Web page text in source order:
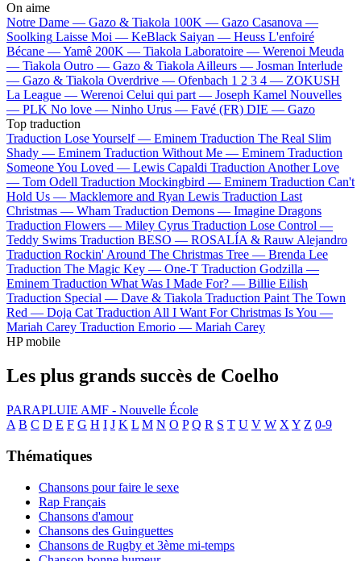
On aime
Notre Dame — Gazo & Tiakola 100K — Gazo Casanova —
Soolking Laisse Moi — KeBlack Saiyan — Heuss L'enfoiré
Bécane —Yamê 200K — Tiakola Laboratoire — Werenoi Meuda
— Tiakola Outro — Gazo & TiakolaAilleurs — Josman Interlude
— Gazo & Tiakola Overdrive — Ofenbach 1 2 3 4 — ZOKUSH
La League — Werenoi Celui qui part — Joseph Kamel Nouvelles
— PLK No love — Ninho Urus — Favé (FR) DIE — Gazo
Top traduction
Traduction Lose Yourself — Eminem Traduction The Real Slim
Shady — Eminem Traduction Without Me — Eminem Traduction
Someone You Loved — Lewis Capaldi Traduction Another Love
— Tom Odell Traduction Mockingbird — Eminem Traduction Can't
Hold Us — Macklemore and Ryan Lewis Traduction Last
Christmas — Wham Traduction Demons — Imagine Dragons
Traduction Flowers — Miley Cyrus Traduction Lose Control —
Teddy Swims Traduction BESO — ROSALÍA & Rauw Alejandro
Traduction Rockin' Around The Christmas Tree — Brenda Lee
Traduction The Magic Key — One-T Traduction Godzilla —
Eminem Traduction What Was I Made For? — Billie Eilish
Traduction Special — Dave & Tiakola Traduction Paint The Town
Red — Doja Cat Traduction All I Want For Christmas Is You —
Mariah Carey Traduction Emorio — Mariah Carey
HP mobile
Les plus grands succès de Coelho
PARAPLUIE AMF - Nouvelle École
A B C D E F G H I J K L M N O P Q R S T U V W X Y Z 0-9
Thématiques
Chansons pour faire le sexe
Rap Français
Chansons d'amour
Chansons des Guinguettes
Chansons de Rugby et 3ème mi-temps